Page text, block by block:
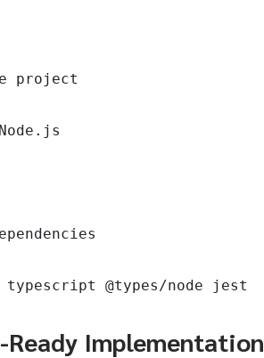
project
@types/node jest
Implementation